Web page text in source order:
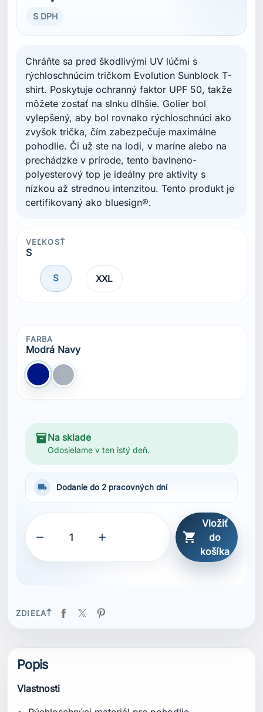
S DPH
Chráňte sa pred škodlivými UV lúčmi s
rýchloschnúcim tričkom Evolution Sunblock T-
shirt. Poskytuje ochranný faktor UPF 50, takže
môžete zostať na slnku dlhšie. Golier bol
vylepšený, aby bol rovnako rýchloschnúci ako
zvyšok trička, čím zabezpečuje maximálne
pohodlie. Či už ste na lodi, v maríne alebo na
prechádzke v prírode, tento bavlneno-
polyesterový top je ideálny pre aktivity s
nízkou až strednou intenzitou. Tento produkt je
certifikovaný ako bluesign®.
VEĽKOSŤ
S
S XXL
FARBA
Modrá Navy
Modrá Navy
Sivá
inventory_2 Na sklade
Odosielame v ten istý deň.
local_shipping Dodanie do 2 pracovných dní
  
Vložiť
do
košíka
ZDIEĽAŤ
Popis
Vlastnosti